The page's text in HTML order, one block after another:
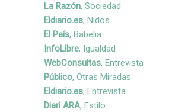
La Razón, Sociedad
Eldiario.es, Nidos
El País, Babelia
InfoLibre, Igualdad
WebConsultas, Entrevista
Público, Otras Miradas
Eldiario.es, Entrevista
Diari ARA, Estilo